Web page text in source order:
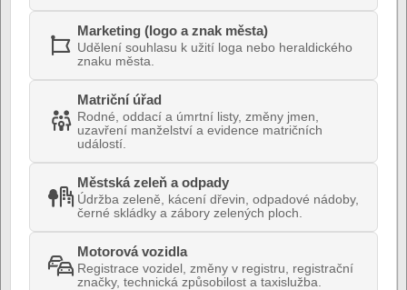
Marketing (logo a znak města)
Udělení souhlasu k užití loga nebo heraldického
znaku města.
Matriční úřad
Rodné, oddací a úmrtní listy, změny jmen,
uzavření manželství a evidence matričních
událostí.
Městská zeleň a odpady
Údržba zeleně, kácení dřevin, odpadové nádoby,
černé skládky a zábory zelených ploch.
Motorová vozidla
Registrace vozidel, změny v registru, registrační
značky, technická způsobilost a taxislužba.